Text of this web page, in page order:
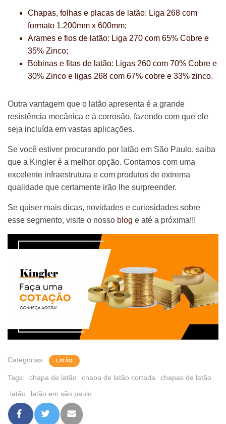
Chapas, folhas e placas de latão: Liga 268 com
formato 1.200mm x 600mm;
Arames e fios de latão: Liga 270 com 65% Cobre e
35% Zinco;
Bobinas e fitas de latão: Ligas 260 com 70% Cobre e
30% Zinco e ligas 268 com 67% cobre e 33% zinco.
Outra vantagem que o latão apresenta é a grande
resistência mecânica e à corrosão, fazendo com que ele
seja incluída em vastas aplicações.
Se você estiver procurando por latão em São Paulo, saiba
que a Kingler é a melhor opção. Contamos com uma
excelente infraestrutura e com produtos de extrema
qualidade que certamente irão lhe surpreender.
Se quiser mais dicas, novidades e curiosidades sobre
esse segmento, visite o nosso blog e até a próxima!!!
Categorias: LATÃO
Tags: chapa de latão chapa de latão cortada
chapas de latão
latão
latão em são paulo